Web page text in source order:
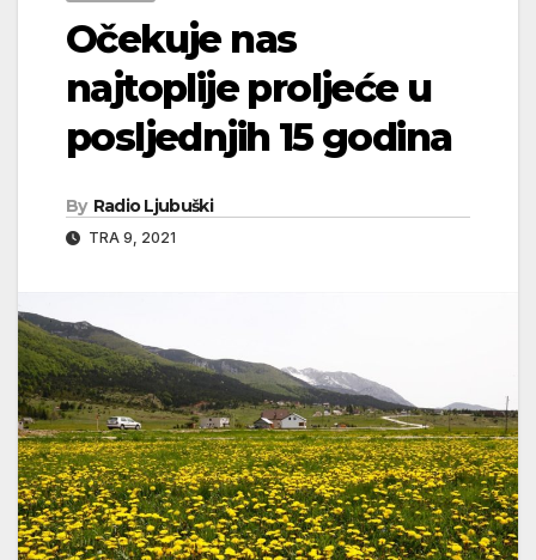
Očekuje nas
najtoplije proljeće u
posljednjih 15 godina
By Radio Ljubuški
TRA 9, 2021